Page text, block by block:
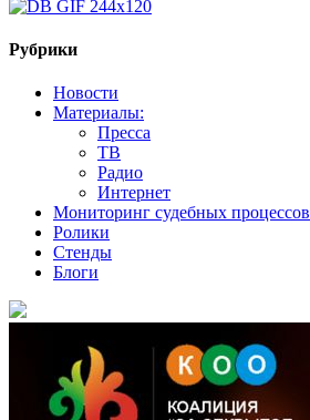
Рубрики
Новости
Материалы:
Пресса
ТВ
Радио
Интернет
Мониторинг судебных процессов
Ролики
Стенды
Блоги